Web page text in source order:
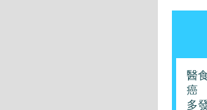
醫
癌
多